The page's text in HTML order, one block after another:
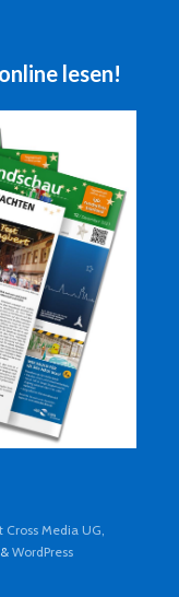
lesen!
Cross Media UG,
WordPress